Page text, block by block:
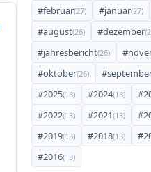
#februar(27) #januar(27)
#august(26) #dezember
#jahresbericht(26)
#oktober(26)
#2025(18) #2024(18)
#2022(13) #2021(13)
#2019(13) #2018(13)
#2016(13)